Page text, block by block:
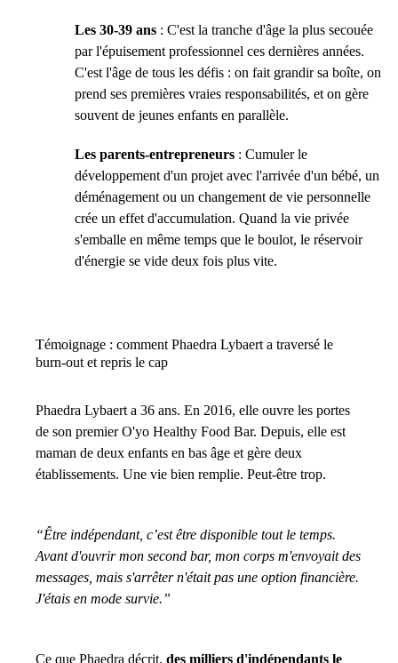
Les 30-39 ans : C'est la tranche d'âge la plus secouée
par l'épuisement professionnel ces dernières années.
C'est l'âge de tous les défis : on fait grandir sa boîte, on
prend ses premières vraies responsabilités, et on gère
souvent de jeunes enfants en parallèle.
Les parents-entrepreneurs : Cumuler le
développement d'un projet avec l'arrivée d'un bébé, un
déménagement ou un changement de vie personnelle
crée un effet d'accumulation. Quand la vie privée
s'emballe en même temps que le boulot, le réservoir
d'énergie se vide deux fois plus vite.
Témoignage : comment Phaedra Lybaert a traversé le
burn-out et repris le cap
Phaedra Lybaert a 36 ans. En 2016, elle ouvre les portes
de son premier O'yo Healthy Food Bar. Depuis, elle est
maman de deux enfants en bas âge et gère deux
établissements. Une vie bien remplie. Peut-être trop.
“Être indépendant, c’est être disponible tout le temps.
Avant d'ouvrir mon second bar, mon corps m'envoyait des
messages, mais s'arrêter n'était pas une option financière.
J'étais en mode survie.”
Ce que Phaedra décrit, des milliers d'indépendants le